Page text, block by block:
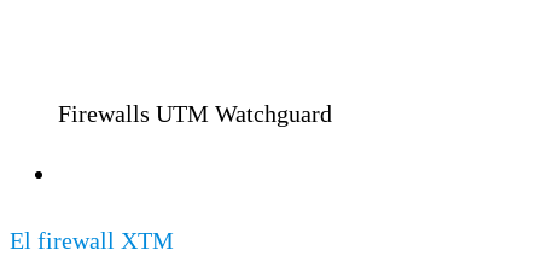
Firewalls UTM Watchguard
El firewall XTM